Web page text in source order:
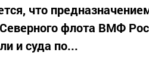
что
флота ВМФ
и суда по...